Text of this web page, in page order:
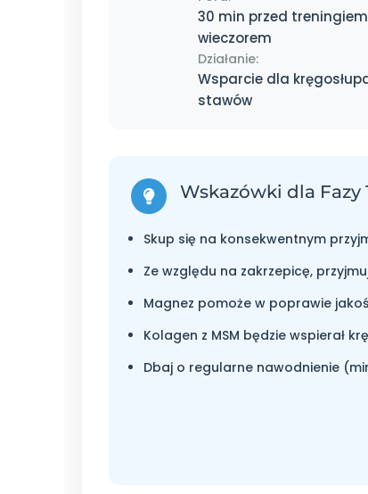
30 min przed
wieczorem
Działanie:
Wsparcie dla
stawów
Wskazówki dla Fazy
Skup się na konsekwentnym
Ze względu na zakrzepicę,
Magnez pomoże w poprawie
Kolagen z MSM będzie wspierał
Dbaj o regularne nawodnienie